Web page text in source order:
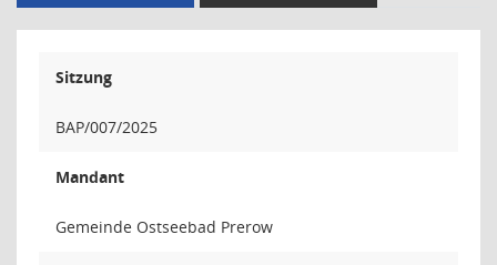
Sitzung
BAP/007/2025
Mandant
Gemeinde Ostseebad Prerow